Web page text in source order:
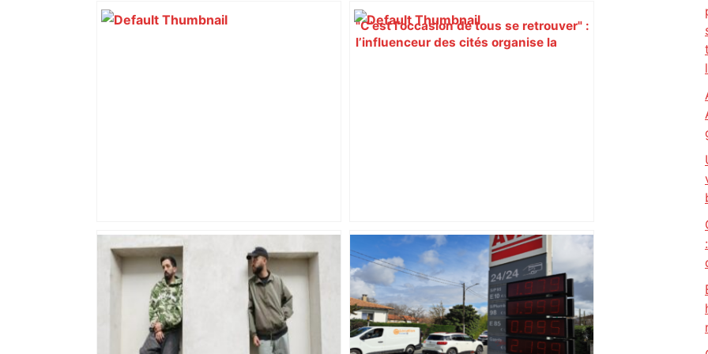
"C’est l’occasion de tous se retrouver" :
l’influenceur des cités organise la
Un OVNI a traversé le ciel ces derniers
jours ! Un OVNI ? Vraiment ??? –
francebleu.fr
Cette étude de l’INRAE Toulouse
montre qu’il est possible de cultiver
sans pesticides avec de très bons
rendements – Radio France